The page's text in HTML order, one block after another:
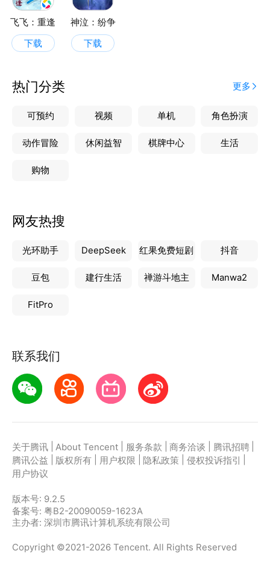
飞飞：重逢
下载
神泣：纷争
下载
热门分类 更多
可预约 视频 单机 角色扮演
动作冒险 休闲益智 棋牌中心 生活
购物
网友热搜
光环助手 DeepSeek 红果免费短剧 抖音
豆包 建行生活 禅游斗地主 Manwa2
FitPro
联系我们
关于腾讯 About Tencent 服务条款 商务洽谈 腾讯招聘
腾讯公益
版权所有 用户权限 隐私政策 侵权投诉指引
用户协议
版本号: 9.2.5
备案号: 粤B2-20090059-1623A
主办者: 深圳市腾讯计算机系统有限公司
Copyright ©2021-2026 Tencent. All Rights Reserved